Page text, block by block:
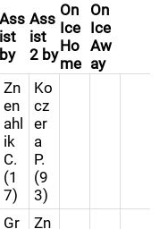
Ass
ist
by
Ass
ist
2 by
On
Ice
Ho
me
On
Ice
Aw
ay
Zn
en
ahl
ik
C.
(1
7)
Ko
cz
er
a
P.
(9
3)
Gr
Zn